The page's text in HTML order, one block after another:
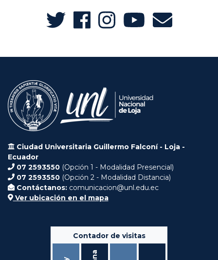
Ciudad Universitaria Guillermo Falconí - Loja -
Ecuador
07 2593550 (Opción 1 - Modalidad Presencial)
07 2593550 (Opción 2 - Modalidad Distancia)
Contáctanos: comunicacion@unl.edu.ec
Ver ubicación en el mapa
Contador de visitas